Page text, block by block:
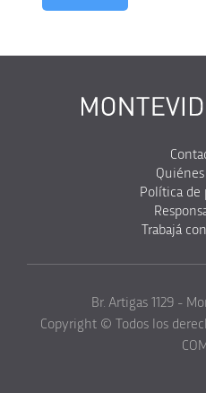
Política de
Trabajá
Br. Artigas 1129 -
Copyright © Todos los